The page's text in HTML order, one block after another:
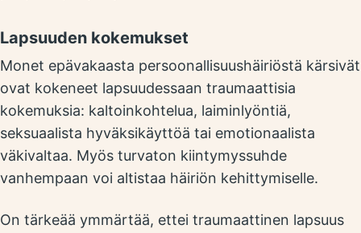
Lapsuuden kokemukset
Monet epävakaasta persoonallisuushäiriöstä kärsivät
ovat kokeneet lapsuudessaan traumaattisia
kokemuksia: kaltoinkohtelua, laiminlyöntiä,
seksuaalista hyväksikäyttöä tai emotionaalista
väkivaltaa. Myös turvaton kiintymyssuhde
vanhempaan voi altistaa häiriön kehittymiselle.
On tärkeää ymmärtää, ettei traumaattinen lapsuus